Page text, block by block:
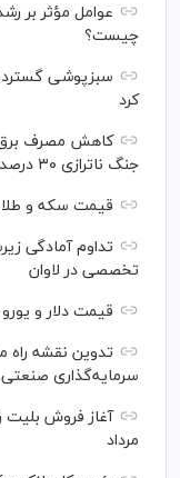
عوامل مؤثر بر
چیست؟
کرد
کاهش مصرف برق
جنگ ناترازی ۳۰ درصد کاهش یافت
قیمت سکه و طلا در ۱۷ مرداد
تداوم آمادگی
تخصصی در لاوان
قیمت دلار و یورو مرکز
تدوین نقشه راه
سرمایه‌گذاری صنعتی
مرداد